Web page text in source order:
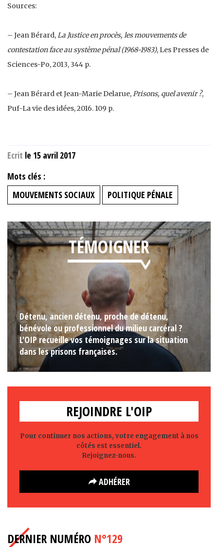
Sources:
– Jean Bérard, La Justice en procès, les mouvements de
contestation face au système pénal (1968-1983), Les Presses de
Sciences-Po, 2013, 344 p.
– Jean Bérard et Jean-Marie Delarue, Prisons, quel avenir ?,
Puf-La vie des idées, 2016. 109 p.
Ecrit le 15 avril 2017
Mots clés :
MOUVEMENTS SOCIAUX
POLITIQUE PÉNALE
TÉMOIGNER
Détenu, ancien détenu, proche de détenu,
bénévole ou professionnel du milieu carcéral ?
L'OIP recueille vos témoignages sur la situation
dans les prisons françaises.
REJOINDRE L'OIP
Pour continuer nos actions, votre engagement à nos
côtés est essentiel.
Rejoignez-nous.
ADHÉRER
DERNIER NUMÉRO N°129